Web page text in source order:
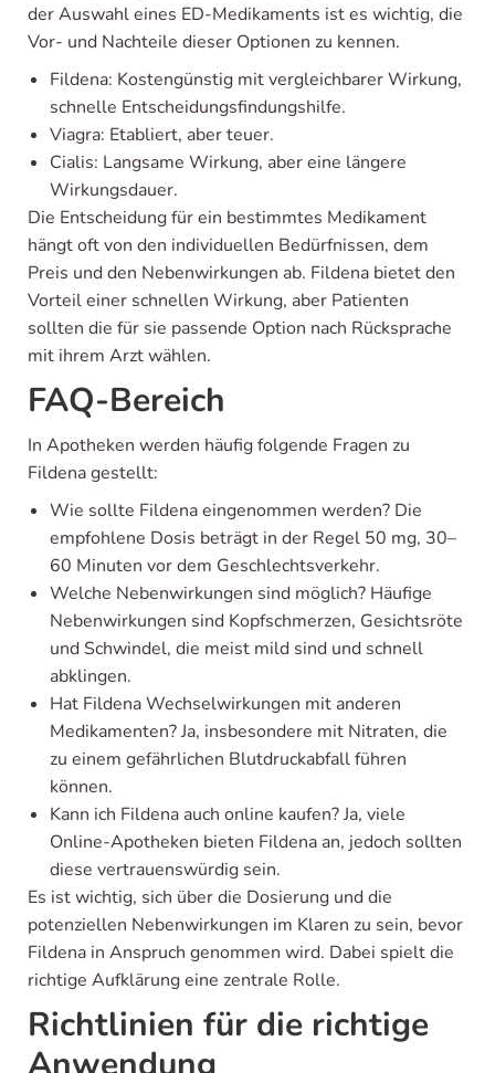
der Auswahl eines ED-Medikaments ist es wichtig, die
Vor- und Nachteile dieser Optionen zu kennen.
Fildena: Kostengünstig mit vergleichbarer Wirkung,
schnelle Entscheidungsfindungshilfe.
Viagra: Etabliert, aber teuer.
Cialis: Langsame Wirkung, aber eine längere
Wirkungsdauer.
Die Entscheidung für ein bestimmtes Medikament
hängt oft von den individuellen Bedürfnissen, dem
Preis und den Nebenwirkungen ab. Fildena bietet den
Vorteil einer schnellen Wirkung, aber Patienten
sollten die für sie passende Option nach Rücksprache
mit ihrem Arzt wählen.
FAQ-Bereich
In Apotheken werden häufig folgende Fragen zu
Fildena gestellt:
Wie sollte Fildena eingenommen werden? Die
empfohlene Dosis beträgt in der Regel 50 mg, 30–
60 Minuten vor dem Geschlechtsverkehr.
Welche Nebenwirkungen sind möglich? Häufige
Nebenwirkungen sind Kopfschmerzen, Gesichtsröte
und Schwindel, die meist mild sind und schnell
abklingen.
Hat Fildena Wechselwirkungen mit anderen
Medikamenten? Ja, insbesondere mit Nitraten, die
zu einem gefährlichen Blutdruckabfall führen
können.
Kann ich Fildena auch online kaufen? Ja, viele
Online-Apotheken bieten Fildena an, jedoch sollten
diese vertrauenswürdig sein.
Es ist wichtig, sich über die Dosierung und die
potenziellen Nebenwirkungen im Klaren zu sein, bevor
Fildena in Anspruch genommen wird. Dabei spielt die
richtige Aufklärung eine zentrale Rolle.
Richtlinien für die richtige